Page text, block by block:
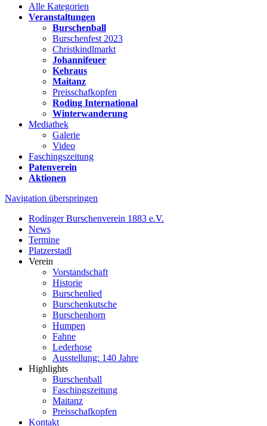
Alle Kategorien
Veranstaltungen
Burschenball
Burschenfest 2023
Christkindlmarkt
Johannifeuer
Kehraus
Maitanz
Preisschafkopfen
Roding International
Winterwanderung
Mediathek
Galerie
Video
Faschingszeitung
Patenverein
Aktionen
Navigation überspringen
Rodinger Burschenverein 1883 e.V.
News
Termine
Platzerstadl
Verein
Vorstandschaft
Historie
Burschenlied
Burschenkutsche
Burschenhorn
Humpen
Fahne
Lederhose
Ausstellung: 140 Jahre
Highlights
Burschenball
Faschingszeitung
Maitanz
Preisschafkopfen
Kontakt